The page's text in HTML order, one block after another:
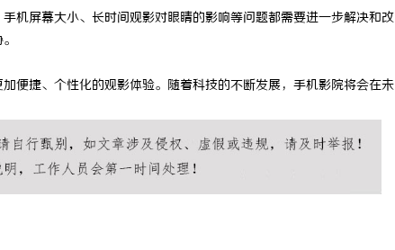
机屏幕大小、长时间观影对眼睛的影响等问题都需要进一步解决和改
便捷、个性化的观影体验。随着科技的不断发展，手机影院将会在未
存储方案选购指南 武汉配眼镜 上海配眼镜